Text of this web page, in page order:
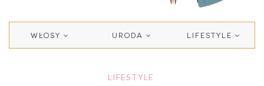
WŁOSY URODA LIFESTYLE
LIFESTYLE